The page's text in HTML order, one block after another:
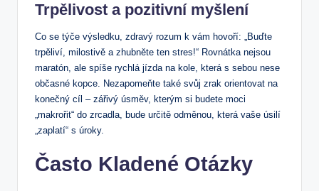
Trpělivost a pozitivní myšlení
Co se týče výsledku, zdravý rozum k vám hovoří: „Buďte
trpěliví, milostivě a zhubněte ten stres!“ Rovnátka nejsou
maratón, ale spíše rychlá jízda na kole, která s sebou nese
občasné kopce. Nezapomeňte také svůj zrak orientovat na
konečný cíl – zářivý úsměv, kterým si budete moci
„makrořit“ do zrcadla, bude určitě odměnou, která vaše úsilí
„zaplatí“ s úroky.
Často Kladené Otázky